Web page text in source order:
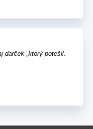
darček ,ktorý potešil.